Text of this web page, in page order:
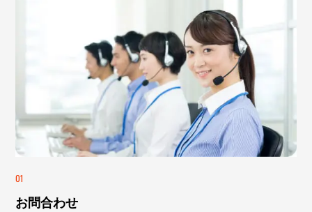
01
お問合わせ